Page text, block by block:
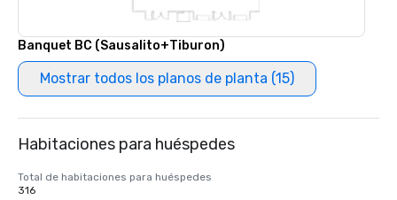
Banquet BC (Sausalito+Tiburon)
Mostrar todos los planos de planta (15)
Habitaciones para huéspedes
Total de habitaciones para huéspedes
316